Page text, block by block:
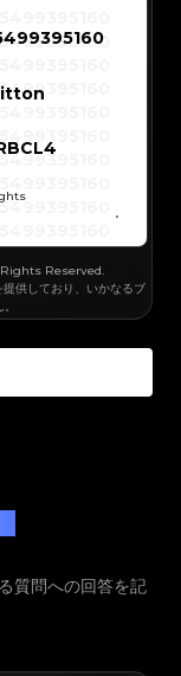
Reserved.
供しており、いかなるブ
質問への回答を記